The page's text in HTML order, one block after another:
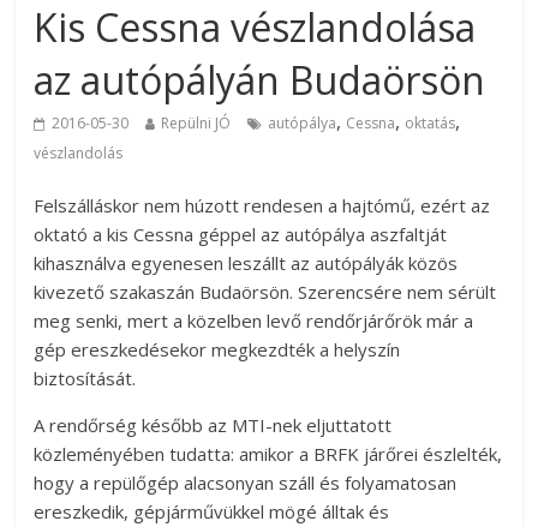
Kis Cessna vészlandolása
az autópályán Budaörsön
2016-05-30 Repülni JÓ autópálya, Cessna, oktatás,
vészlandolás
Felszálláskor nem húzott rendesen a hajtómű, ezért az
oktató a kis Cessna géppel az autópálya aszfaltját
kihasználva egyenesen leszállt az autópályák közös
kivezető szakaszán Budaörsön. Szerencsére nem sérült
meg senki, mert a közelben levő rendőrjárőrök már a
gép ereszkedésekor megkezdték a helyszín
biztosítását.
A rendőrség később az MTI-nek eljuttatott
közleményében tudatta: amikor a BRFK járőrei észlelték,
hogy a repülőgép alacsonyan száll és folyamatosan
ereszkedik, gépjárművükkel mögé álltak és